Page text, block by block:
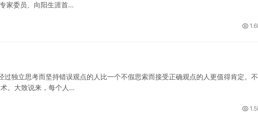
家委员、向阳生涯首…
过独立思考而坚持错误观点的人比一个不假思索而接受正确观点的人更值得肯定。
。大致说来，每个人…